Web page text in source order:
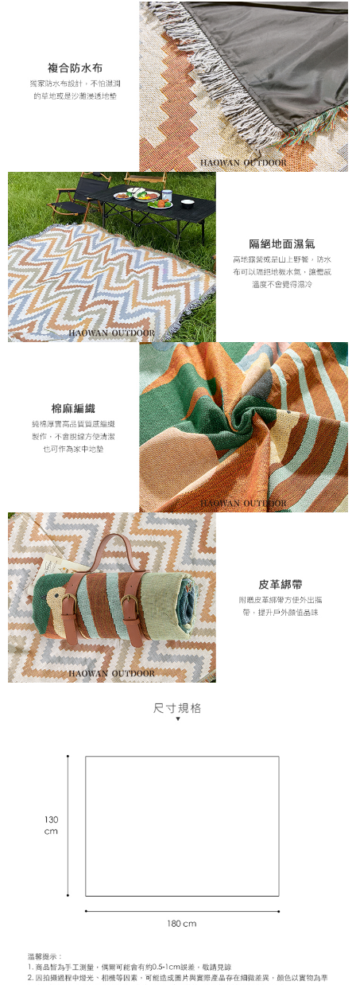
※ 交易是否成功請以「AFTEE先享後付 」之結帳頁面顯示為準，若有關於
是否繳費成功／繳費後需取消欲退款等相關疑問，請聯繫「AFTEE先享後付
https://netprotections.freshdesk.com/support/home
【注意事項】
１．透過由恩沛科技股份有限公司提供之「AFTEE先享後付」服務完成之交
易，需依本服務之必要範圍內提供個人資料，並將交易相關給付款項請求債
權轉讓予恩沛科技股份有限公司。
２．關於個人資料處理事宜，請瀏覽以下網址：
https://aftee.tw/terms/#terms3
３．未成年的使用者請事先徵得法定代理人或監護人之同意方可使用
「AFTEE先享後付」，若未經同意申辦者引起之損失，本公司不負相關責
任。
４．使用「AFTEE先享後付」時，將依據個別帳號之用戶狀況，依本公司即
時審查核予不同之上限額度；若仍有額度不足之情形，本公司將視審查結果
請求用戶進行身份認證。
５．嚴禁一人註冊多個帳號或使用他人資訊註冊。若發現惡意使用之情形，
恩沛科技股份有限公司將有權停止該用戶之使用額度並採取法律行動。